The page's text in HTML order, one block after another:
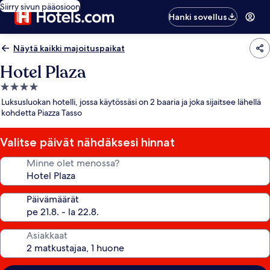
Siirry sivun pääosioon
Hanki sovellus
Näytä kaikki majoituspaikat
Hotel Plaza
4.0
tähden
majoituspaikka
Luksusluokan hotelli, jossa käytössäsi on 2 baaria ja joka sijaitsee lähellä
kohdetta Piazza Tasso
Valitse päivät nähdäksesi hinnat
Minne olet menossa?
Päivämäärät
Asiakkaat